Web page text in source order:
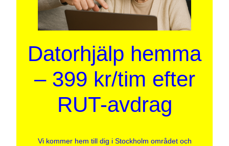
Datorhjälp hemma
– 399 kr/tim efter
RUT-avdrag
Vi kommer hem till dig i Stockholm området och